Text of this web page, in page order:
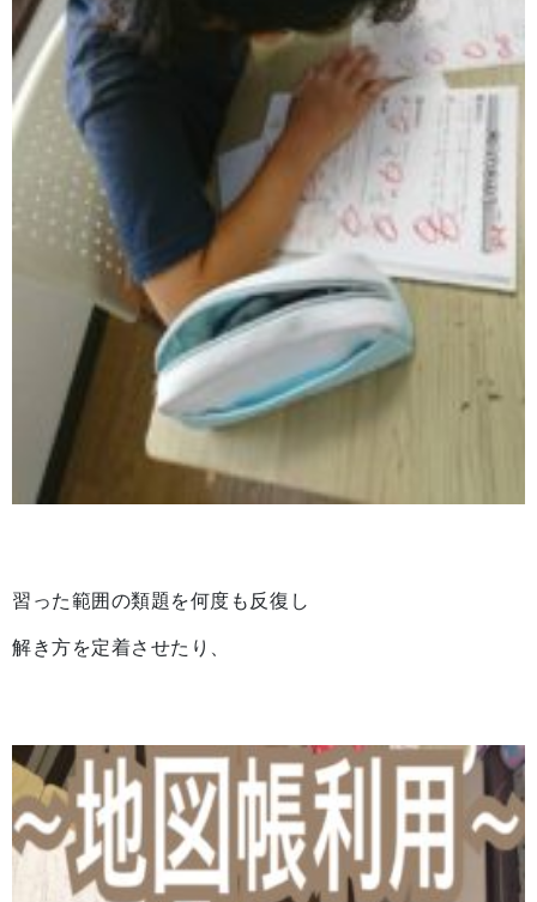
習った範囲の類題を何度も反復し
解き方を定着させたり、